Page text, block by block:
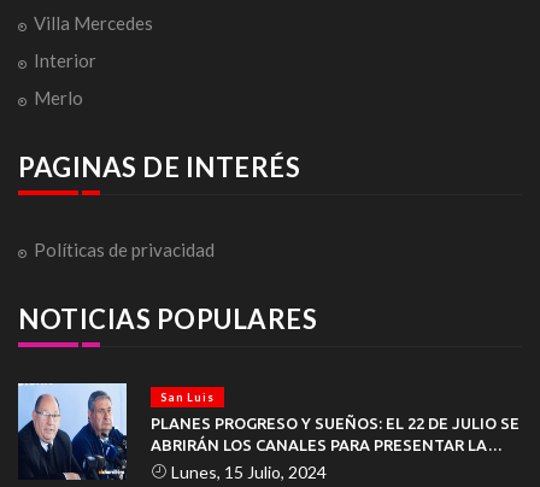
Villa Mercedes
Interior
Merlo
PAGINAS DE INTERÉS
Políticas de privacidad
NOTICIAS POPULARES
San Luis
PLANES PROGRESO Y SUEÑOS: EL 22 DE JULIO SE
ABRIRÁN LOS CANALES PARA PRESENTAR LA
DOCUMENTACIÓN
Lunes, 15 Julio, 2024